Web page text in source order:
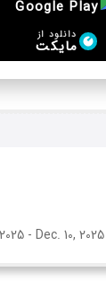
کامل، لطفاً
انتخاب کنید
Google Play
دانلود از
مایکت